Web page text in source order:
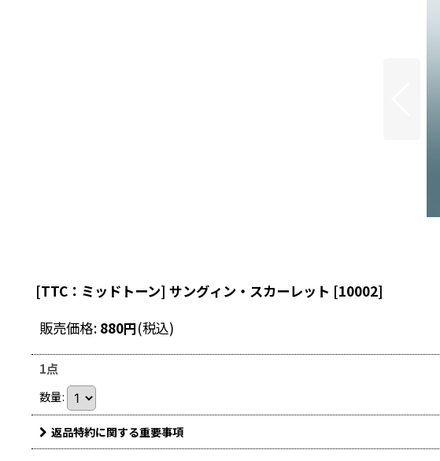
[TTC：ミッドトーン] サングィン・スカーレット [10002]
販売価格: 880円(税込)
1点
数量:
返品特約に関する重要事項